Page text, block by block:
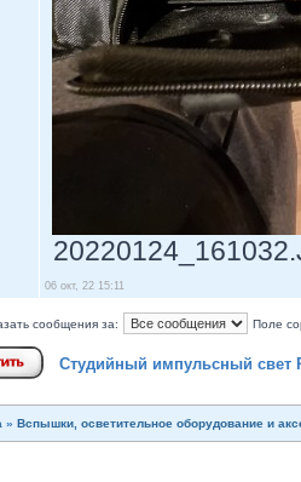
06 окт, 22 15:11
сообщения за: Поле
Студийный импульсный свет
» Вспышки, осветительное оборудование и